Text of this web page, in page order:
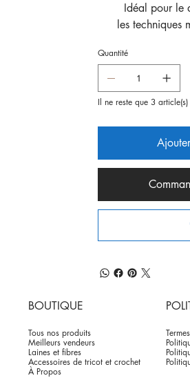
Idéal pour le
les techniques
Quantité
Il ne reste que 3
BOUTIQUE
Tous nos produits
Meilleurs vendeurs
Laines et fibres
Accessoires de tricot et crochet
À Propos